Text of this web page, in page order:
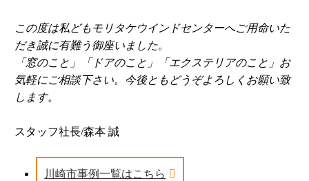
この度は私どもモリタケウインドセンターへご用命いた
だき誠に有難う御座いました。
「窓のこと」「ドアのこと」「エクステリアのこと」お
気軽にご相談下さい。今後ともどうぞよろしくお願い致
します。
スタッフ社長/森本 誠
川崎市事例一覧はこちら